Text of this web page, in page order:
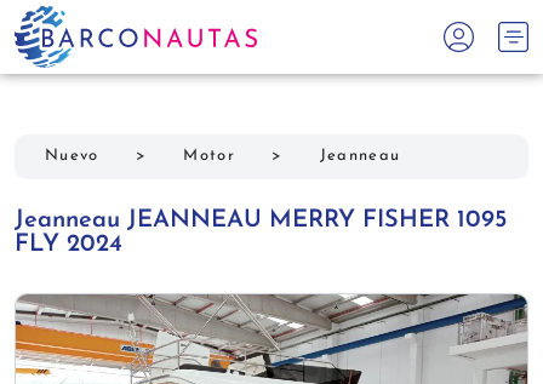
Nuevo > Motor > Jeanneau
Jeanneau JEANNEAU MERRY FISHER 1095
FLY 2024